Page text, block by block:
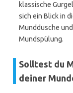
klassische
sich ein Blick in
Munddusche
Mundspülung.
Solltest du
deiner